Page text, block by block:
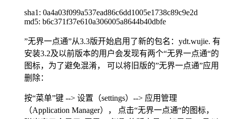
sha1: 0a4a03f099a537ead86c6dd1005e1738c89c9e2d
md5: b6c371f37e610a306005a8644b40dbfe
”无界一点通”从3.3版开始启用了新的包名：ydt.wujie. 有
安装3.2及以前版本的用户会发现有两个“无界一点通“的
图标，为了避免混淆， 可以将旧版的”无界一点通”应用
删除：
按“菜单”键 --> 设置（settings）--> 应用管理
（Application Manager）， 点击“无界一点通“的图标，